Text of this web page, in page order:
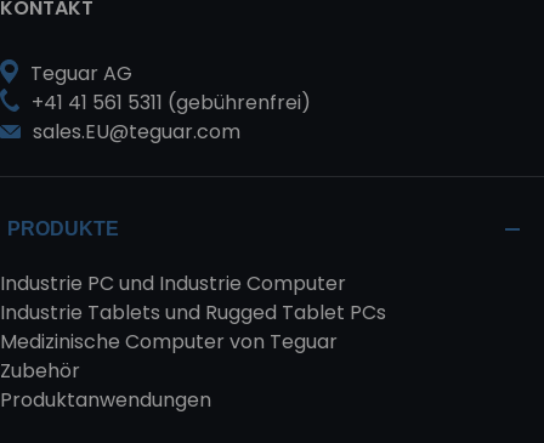
KONTAKT
Teguar AG
+41 41 561 5311 (gebührenfrei)
sales.EU@teguar.com
PRODUKTE
Industrie PC und Industrie Computer
Industrie Tablets und Rugged Tablet PCs
Medizinische Computer von Teguar
Zubehör
Produktanwendungen